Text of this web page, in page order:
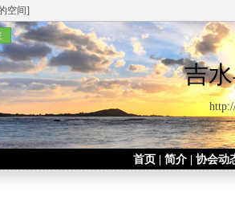
空间]
吉
首页 简介 协会动